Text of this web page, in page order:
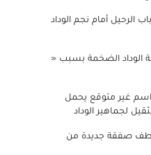
الرحيل أمام نجم الوداد
الوداد الضخمة بسبب «
اسم غير متوقع يحمل
لجماهير الوداد
صفقة جديدة من